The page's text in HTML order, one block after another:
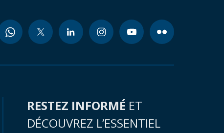
RESTEZ INFORMÉ ET
DÉCOUVREZ L’ESSENTIEL